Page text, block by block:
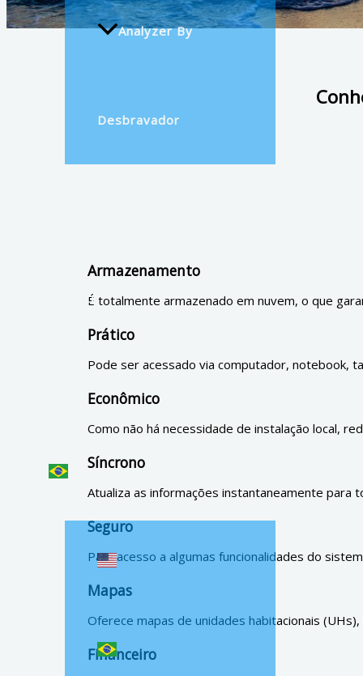
Analyzer By
Desbravador
Suporte
Armazenamento
É totalmente armazenado em nuvem, o que
Prático
Pode ser acessado via computador, notebook,
Econômico
Como não há necessidade de instalação local,
Síncrono
Atualiza as informações instantaneamente para
Seguro
Para acesso a algumas funcionalidades do
Mapas
Oferece mapas de unidades habitacionais
Financeiro